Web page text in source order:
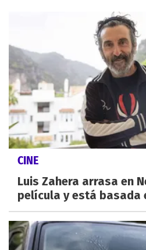
CINE
Luis Zahera arrasa en
película y está basada